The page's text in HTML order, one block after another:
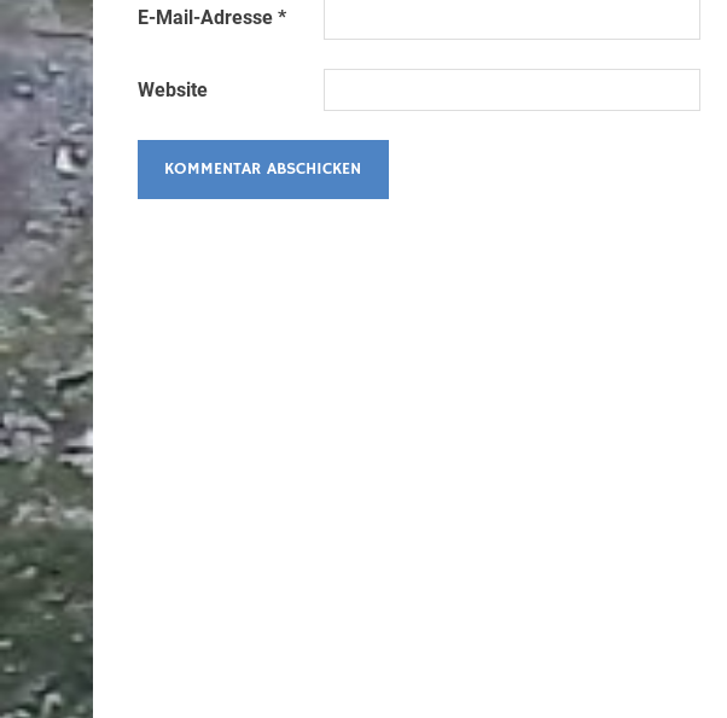
E-Mail-Adresse *
Website